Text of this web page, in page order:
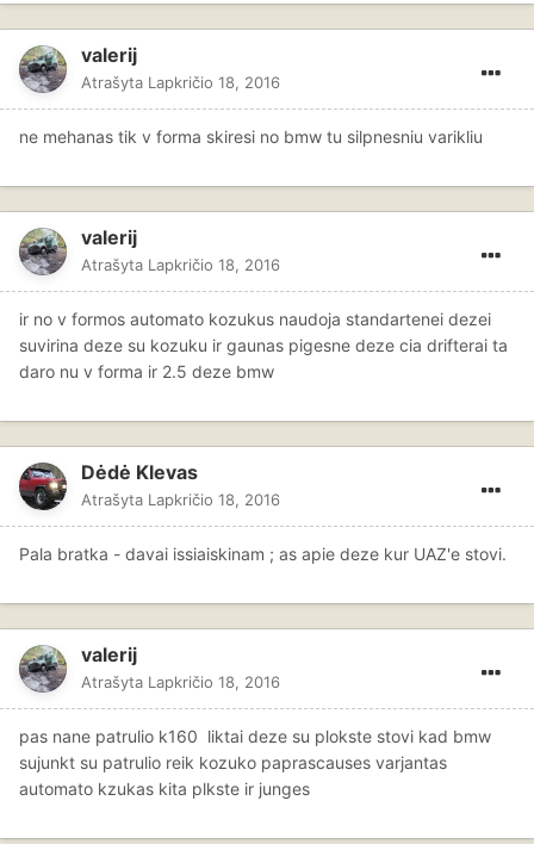
valerij
Atrašyta Lapkričio 18, 2016
ne mehanas tik v forma skiresi no bmw tu silpnesniu varikliu
valerij
Atrašyta Lapkričio 18, 2016
ir no v formos automato kozukus naudoja standartenei dezei
suvirina deze su kozuku ir gaunas pigesne deze cia drifterai ta
daro nu v forma ir 2.5 deze bmw
Dėdė Klevas
Atrašyta Lapkričio 18, 2016
Pala bratka - davai issiaiskinam ; as apie deze kur UAZ'e stovi.
valerij
Atrašyta Lapkričio 18, 2016
pas nane patrulio k160 liktai deze su plokste stovi kad bmw
sujunkt su patrulio reik kozuko paprascauses varjantas
automato kzukas kita plkste ir junges